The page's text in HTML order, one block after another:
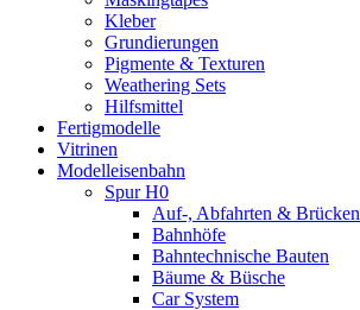
Kleber
Grundierungen
Pigmente & Texturen
Weathering Sets
Hilfsmittel
Fertigmodelle
Vitrinen
Modelleisenbahn
Spur H0
Auf-, Abfahrten & Brücken
Bahnhöfe
Bahntechnische Bauten
Bäume & Büsche
Car System